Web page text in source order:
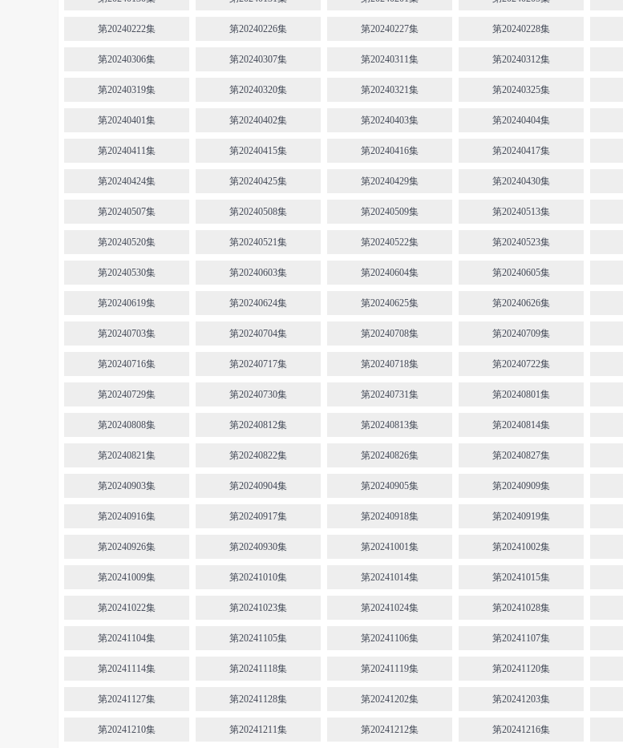
第20240222集 第20240226集 第20240227集 第20240228集
第20240306集 第20240307集 第20240311集 第20240312集
第20240319集 第20240320集 第20240321集 第20240325集
第20240401集 第20240402集 第20240403集 第20240404集
第20240411集 第20240415集 第20240416集 第20240417集
第20240424集 第20240425集 第20240429集 第20240430集
第20240507集 第20240508集 第20240509集 第20240513集
第20240520集 第20240521集 第20240522集 第20240523集
第20240530集 第20240603集 第20240604集 第20240605集
第20240619集 第20240624集 第20240625集 第20240626集
第20240703集 第20240704集 第20240708集 第20240709集
第20240716集 第20240717集 第20240718集 第20240722集
第20240729集 第20240730集 第20240731集 第20240801集
第20240808集 第20240812集 第20240813集 第20240814集
第20240821集 第20240822集 第20240826集 第20240827集
第20240903集 第20240904集 第20240905集 第20240909集
第20240916集 第20240917集 第20240918集 第20240919集
第20240926集 第20240930集 第20241001集 第20241002集
第20241009集 第20241010集 第20241014集 第20241015集
第20241022集 第20241023集 第20241024集 第20241028集
第20241104集 第20241105集 第20241106集 第20241107集
第20241114集 第20241118集 第20241119集 第20241120集
第20241127集 第20241128集 第20241202集 第20241203集
第20241210集 第20241211集 第20241212集 第20241216集